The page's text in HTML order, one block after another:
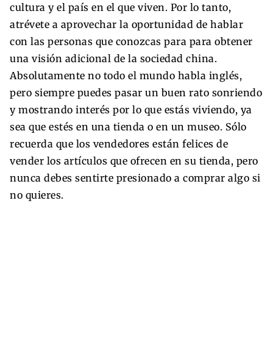
cultura y el país en el que viven. Por lo tanto,
atrévete a aprovechar la oportunidad de hablar
con las personas que conozcas para para obtener
una visión adicional de la sociedad china.
Absolutamente no todo el mundo habla inglés,
pero siempre puedes pasar un buen rato sonriendo
y mostrando interés por lo que estás viviendo, ya
sea que estés en una tienda o en un museo. Sólo
recuerda que los vendedores están felices de
vender los artículos que ofrecen en su tienda, pero
nunca debes sentirte presionado a comprar algo si
no quieres.